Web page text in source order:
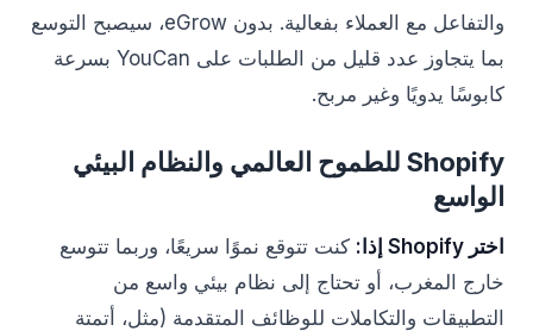
والتفاعل مع العملاء بفعالية. بدون eGrow، سيصبح التوسع
بما يتجاوز عدد قليل من الطلبات على YouCan بسرعة
كابوسًا يدويًا وغير مربح.
Shopify للطموح العالمي والنظام البيئي
الواسع
اختر Shopify إذا:
كنت تتوقع نموًا سريعًا، وربما تتوسع
خارج المغرب، أو تحتاج إلى نظام بيئي واسع من
التطبيقات والتكاملات للوظائف المتقدمة (مثل، أتمتة